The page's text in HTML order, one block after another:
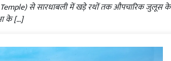
Temple) से सारधाबली में खड़े रथों तक औपचारिक जुलूस के
के […]